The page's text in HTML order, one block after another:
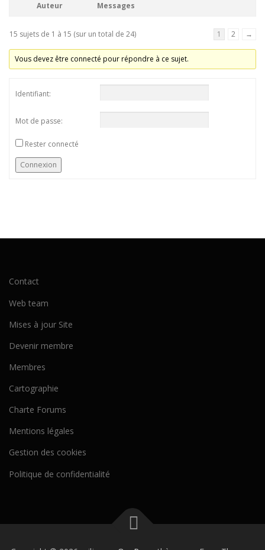
Auteur Messages
15 sujets de 1 à 15 (sur un total de 24) 1 2 →
Vous devez être connecté pour répondre à ce sujet.
Identifiant:
Mot de passe:
Rester connecté
Connexion
Contact
Web team
Mises à jour Site
Devenir membre
Membres
Cartographie
Charte Forums
Mentions légales
Gestion des cookies
Politique de confidentialité